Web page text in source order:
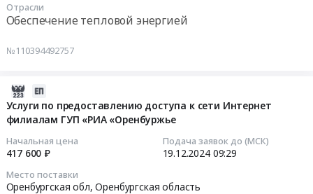
Отрасли
Обеспечение тепловой энергией
№110394492757
Услуги по предоставлению доступа к сети Интернет
филиалам ГУП «РИА «Оренбуржье
Начальная цена
417 600 ₽
Подача заявок до (МСК)
19.12.2024 09:29
Место поставки
Оренбургская обл,Оренбургская область